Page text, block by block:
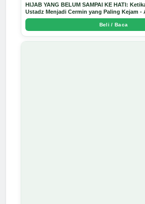
HIJAB YANG BELUM SAMPAI KE HATI:
Ustadz Menjadi Cermin yang Paling Kejam -
Beli / Baca